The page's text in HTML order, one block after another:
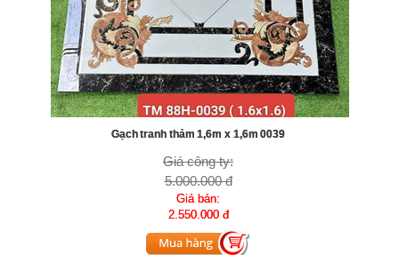
Gạch tranh thảm 1,6m x 1,6m 0039
Giá công ty:
5.000.000 đ
Giá bán:
2.550.000 đ